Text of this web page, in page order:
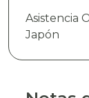
Asistencia
Japón